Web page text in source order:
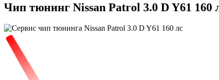
Чип тюнинг Nissan Patrol 3.0 D Y61 160